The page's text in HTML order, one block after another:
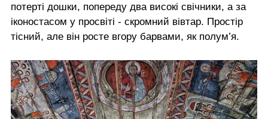
потерті дошки, попереду два високі свічники, а за
іконостасом у просвіті - скромний вівтар. Простір
тісний, але він росте вгору барвами, як полум’я.